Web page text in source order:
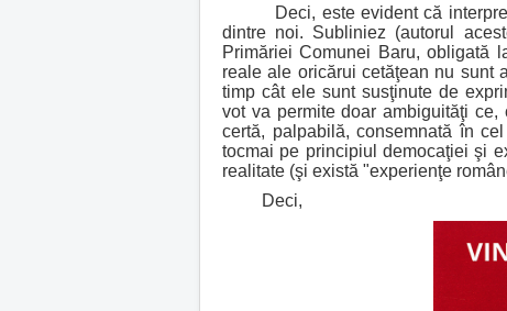
Deci, este evident că
dintre noi. Subliniez (autorul
Primăriei Comunei Baru, obligată
reale ale oricărui cetăţean nu sunt
timp cât ele sunt susţinute de
vot va permite doar ambiguităţi
certă, palpabilă, consemnată în
tocmai pe principiul democaţiei şi
realitate (şi există "experienţe
Deci,